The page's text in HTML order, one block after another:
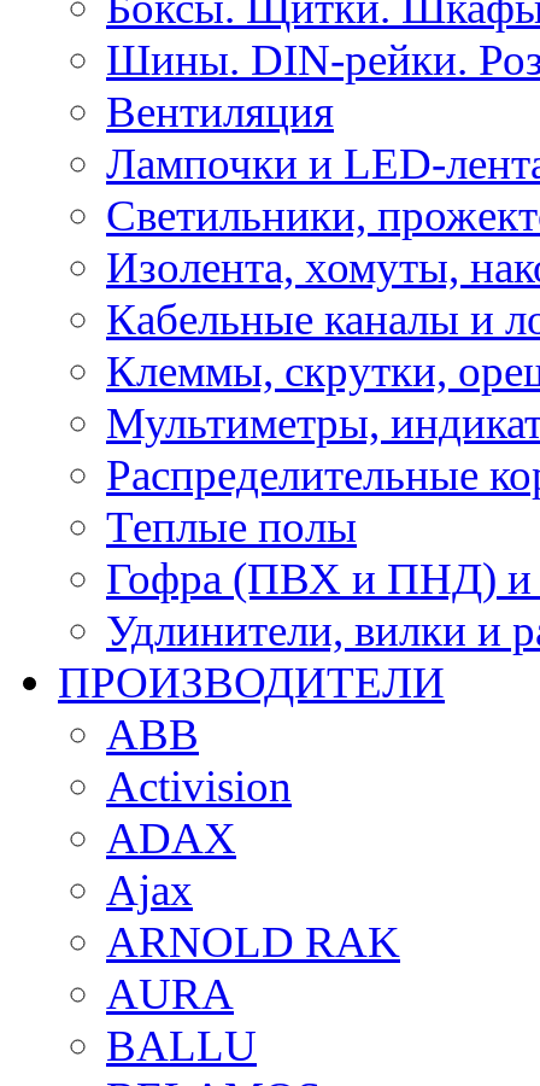
Шины. DIN-рейки.
Вентиляция
Лампочки и LED-
Светильники,
Изолента, хомуты,
Кабельные каналы и
Клеммы, скрутки,
Мультиметры,
Распределительные
Теплые полы
Гофра (ПВХ и ПНД) и
Удлинители, вилки и
ПРОИЗВОДИТЕЛИ
ABB
Activision
ADAX
Ajax
ARNOLD RAK
AURA
BALLU